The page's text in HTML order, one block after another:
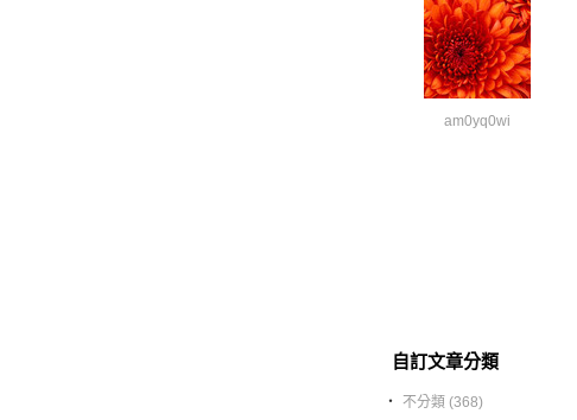
am0yq0wi
自訂文章分類
‧ 不分類 (368)